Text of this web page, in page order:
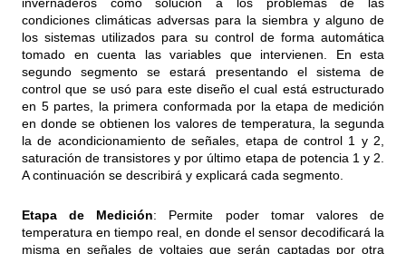
invernaderos como solución a los problemas de las
condiciones climáticas adversas para la siembra y alguno de
los sistemas utilizados para su control de forma automática
tomado en cuenta las variables que intervienen. En esta
segundo segmento se estará presentando el sistema de
control que se usó para este diseño el cual está estructurado
en 5 partes, la primera conformada por la etapa de medición
en donde se obtienen los valores de temperatura, la segunda
la de acondicionamiento de señales, etapa de control 1 y 2,
saturación de transistores y por último etapa de potencia 1 y 2.
A continuación se describirá y explicará cada segmento.
Etapa de Medición: Permite poder tomar valores de
temperatura en tiempo real, en donde el sensor decodificará la
misma en señales de voltajes que serán captadas por otra